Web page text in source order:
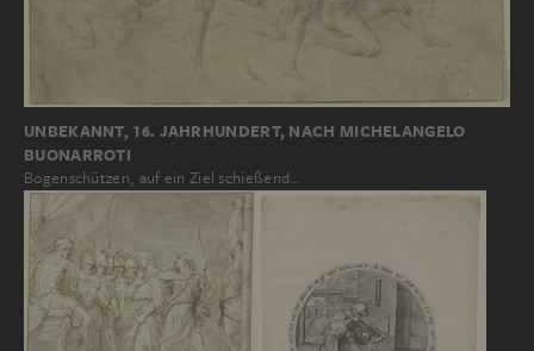
UNBEKANNT, 16. JAHRHUNDERT, NACH MICHELANGELO
BUONARROTI
Bogenschützen, auf ein Ziel schießend…